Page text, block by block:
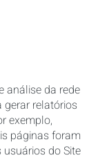
análise da rede
gerar relatórios
exemplo,
páginas foram
do Site